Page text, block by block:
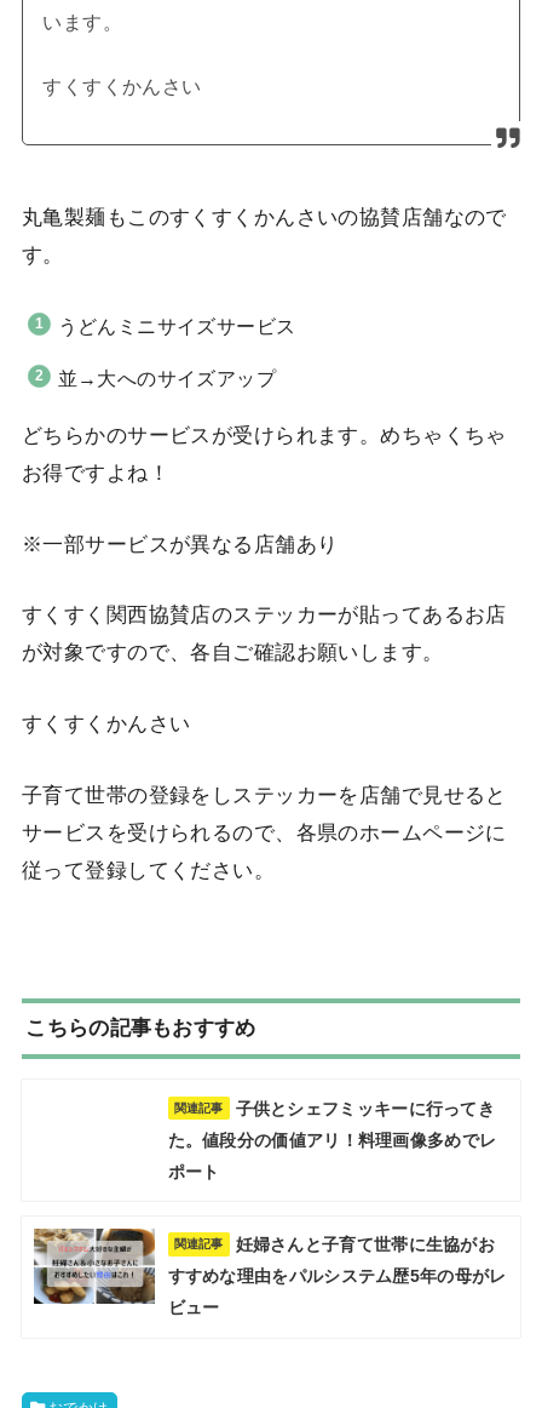
います。
すくすくかんさい
丸亀製麺もこのすくすくかんさいの協賛店舗なので
す。
うどんミニサイズサービス
並→大へのサイズアップ
どちらかのサービスが受けられます。めちゃくちゃ
お得ですよね！
※一部サービスが異なる店舗あり
すくすく関西協賛店のステッカーが貼ってあるお店
が対象ですので、各自ご確認お願いします。
すくすくかんさい
子育て世帯の登録をしステッカーを店舗で見せると
サービスを受けられるので、各県のホームページに
従って登録してください。
こちらの記事もおすすめ
関連記事
子供とシェフミッキーに行ってき
た。値段分の価値アリ！料理画像多めでレ
ポート
関連記事
妊婦さんと子育て世帯に生協がお
すすめな理由をパルシステム歴5年の母がレ
ビュー